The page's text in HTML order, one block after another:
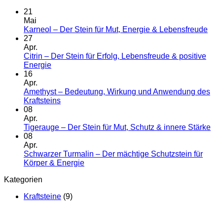
21
Mai
Karneol – Der Stein für Mut, Energie & Lebensfreude
für
27
Apr.
Citrin – Der Stein für Erfolg, Lebensfreude & positive
EnergieKeine
Citrin
–
für
&
positive
16
Apr.
Amethyst – Bedeutung, Wirkung und Anwendung des
KraftsteinsKeine
Amethyst
Wirkung
und
08
Apr.
Tigerauge – Der Stein für Mut, Schutz & innere Stärke
08
Apr.
Schwarzer Turmalin – Der mächtige Schutzstein für
Körper & EnergieKeine
Kategorien
Kraftsteine (9)